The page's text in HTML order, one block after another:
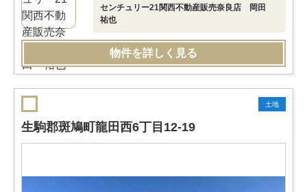
センチュリー21関西不動産販売奈良店 岡田
祐也
物件を詳しく見る
土地
生駒郡斑鳩町龍田西6丁目12-19